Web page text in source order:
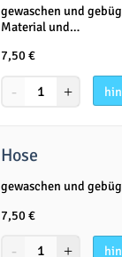
gewaschen und
Material und…
7,50 €
Hose
gewaschen und
7,50 €